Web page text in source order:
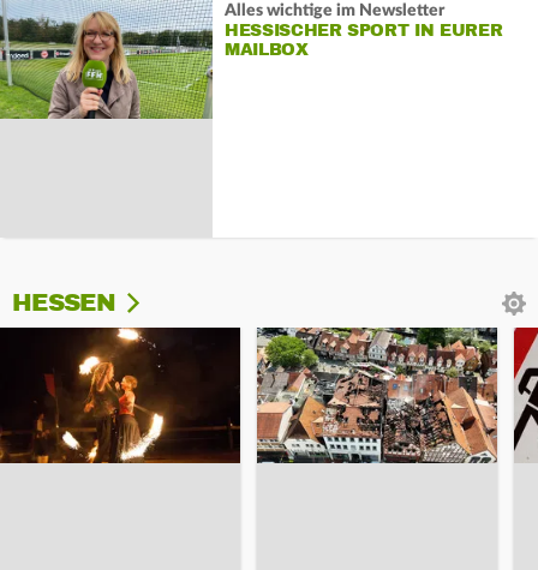
Alles wichtige im Newsletter
HESSISCHER SPORT IN EURER
MAILBOX
HESSEN